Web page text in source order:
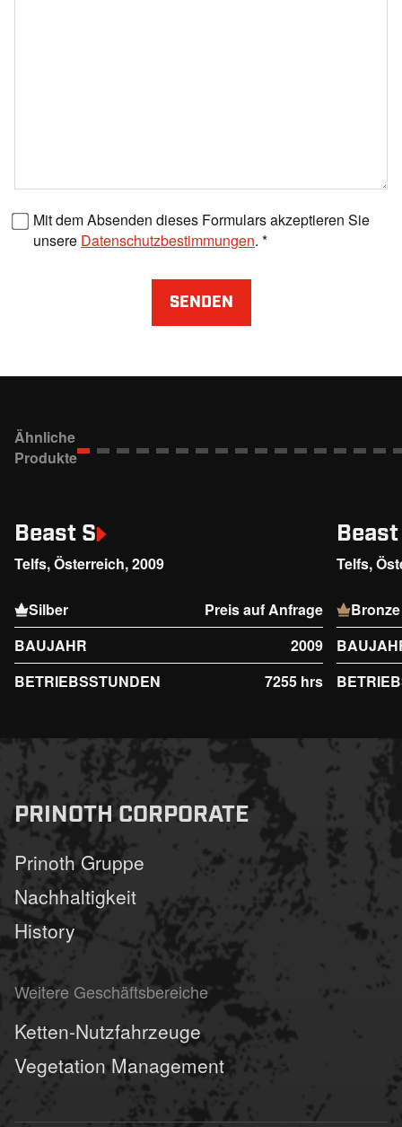
Mit dem Absenden dieses Formulars akzeptieren Sie
unsere Datenschutzbestimmungen.
SENDEN
Ähnliche
Produkte
Beast S
Telfs, Österreich, 2009
Silber
Preis auf Anfrage
BAUJAHR
2009
BETRIEBSSTUNDEN
7255 hrs
Beast
Telfs,
Bronze
PRINOTH CORPORATE
Prinoth Gruppe
Nachhaltigkeit
History
Weitere Geschäftsbereiche
Ketten-Nutzfahrzeuge
Vegetation Management